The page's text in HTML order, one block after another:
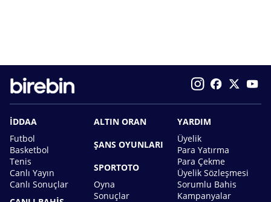
İDDAA
Futbol
Basketbol
Tenis
Canlı Yayın
Canlı Sonuçlar
ALTIN ORAN
ŞANS OYUNLARI
SPORTOTO
Oyna
Sonuçlar
YARDIM
Üyelik
Para Yatırma
Para Çekme
Üyelik Sözleşmesi
Sorumlu Bahis
Kampanyalar